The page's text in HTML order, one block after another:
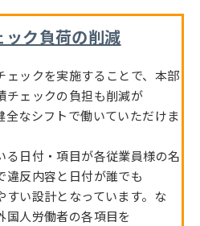
ック負荷の削減
ックを実施することで、本部
チェックの負担も削減が
なシフトで働いていただけま
日付・項目が各従業員様の名
違反内容と日付が誰でも
い設計となっています。な
国人労働者の各項目を